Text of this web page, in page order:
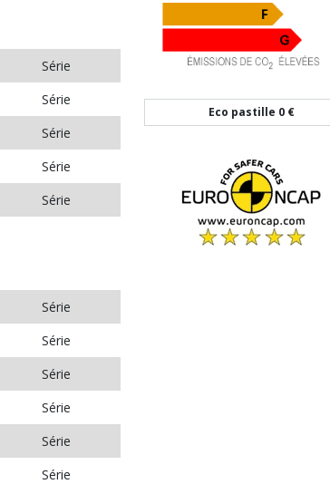
Série
Série
Série
Série
Série
Série
Série
Série
Série
Série
Série
Eco pastille 0 €